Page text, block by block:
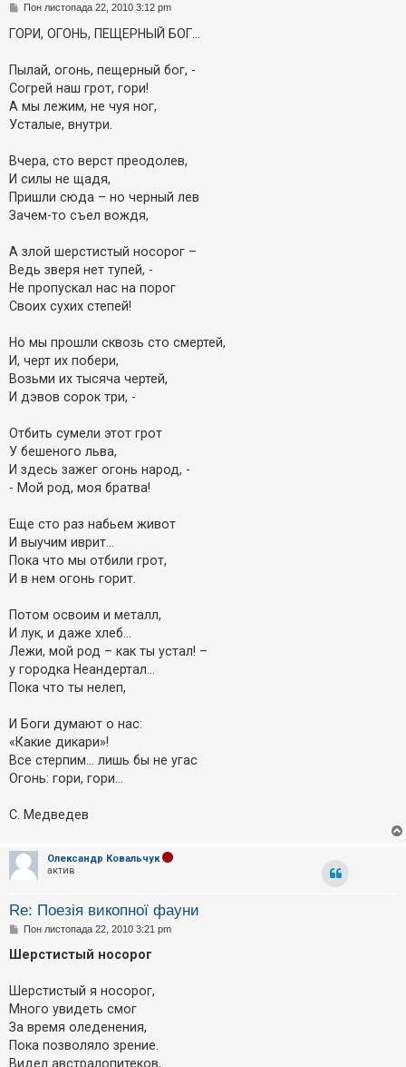
П
в
і
о
м
л
н
н
Пон листопада 22, 2010 3:12 pm
ГОРИ, ОГОНЬ, ПЕЩЕРНЫЙ БОГ…
Пылай, огонь, пещерный бог, -
Согрей наш грот, гори!
А мы лежим, не чуя ног,
Усталые, внутри.
Вчера, сто верст преодолев,
И силы не щадя,
Пришли сюда – но черный лев
Зачем-то съел вождя,
А злой шерстистый носорог –
Ведь зверя нет тупей, -
Не пропускал нас на порог
Своих сухих степей!
Но мы прошли сквозь сто смертей,
И, черт их побери,
Возьми их тысяча чертей,
И дэвов сорок три, -
Отбить сумели этот грот
У бешеного льва,
И здесь зажег огонь народ, -
- Мой род, моя братва!
Еще сто раз набьем живот
И выучим иврит…
Пока что мы отбили грот,
И в нем огонь горит.
Потом освоим и металл,
И лук, и даже хлеб…
Лежи, мой род – как ты устал! –
у городка Неандертал…
Пока что ты нелеп,
И Боги думают о нас:
«Какие дикари»!
Все стерпим… лишь бы не угас
Огонь: гори, гори…
С. Медвeдeв
Олександр Ковальчук
актив
Re: Поезія викопної фауни
П
в
о
м
л
е
н
н
Пон листопада 22, 2010 3:21 pm
Шерстистый носорог
Шерстистый я носорог,
Много увидеть смог
За время оледенения,
Пока позволяло зрение.
Видел австралопитеков,